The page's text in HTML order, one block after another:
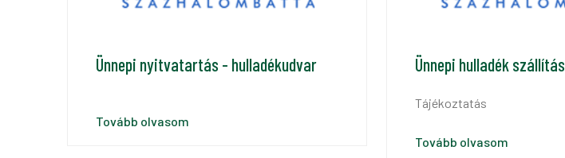
Ünnepi nyitvatartás - hulladékudvar
Tovább olvasom
Ünnepi hulladék szállítás
Tájékoztatás
Tovább olvasom